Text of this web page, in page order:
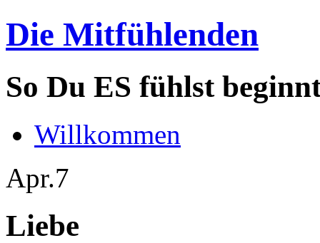
Die Mitfühlenden
So Du ES fühlst
Willkommen
Apr.7
Liebe